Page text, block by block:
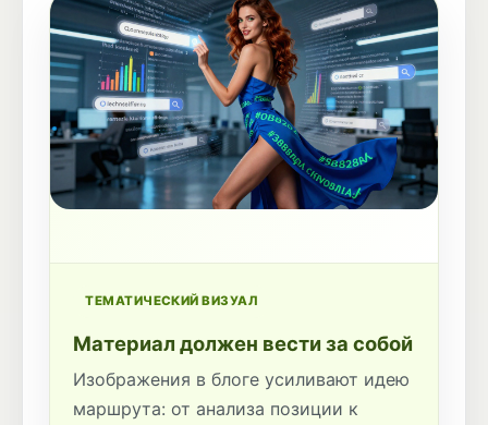
ТЕМАТИЧЕСКИЙ ВИЗУАЛ
Материал должен вести за собой
Изображения в блоге усиливают идею
маршрута: от анализа позиции к